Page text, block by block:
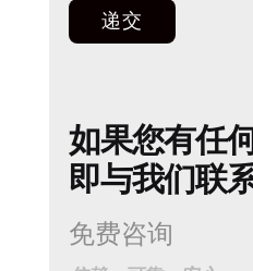
递交
如果您有任
即与我们联
免费咨询